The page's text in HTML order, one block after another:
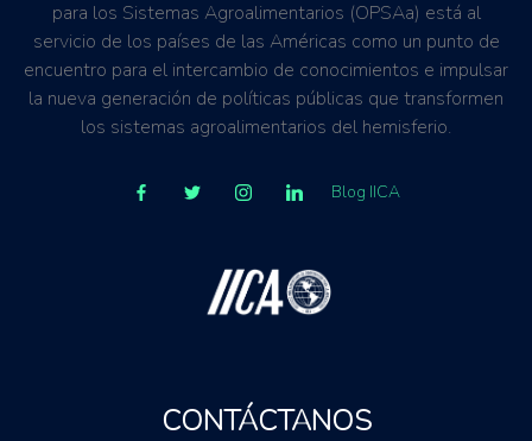
para los Sistemas Agroalimentarios (OPSAa) está al
servicio de los países de las Américas como un punto de
encuentro para el intercambio de conocimientos e impulsar
la nueva generación de políticas públicas que transformen
los sistemas agroalimentarios del hemisferio.
Blog IICA
CONTÁCTANOS